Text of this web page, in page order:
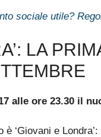
sociale utile?
LA
alle ore 23.30 il
è ‘Giovani e